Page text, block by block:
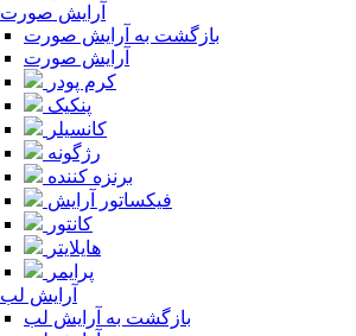
آرایش صورت
بازگشت به آرایش صورت
آرایش صورت
کرم پودر
پنکیک
کانسیلر
رژگونه
برنزه کننده
فیکساتور آرایش
کانتور
هایلایتر
پرایمر
آرایش لب
بازگشت به آرایش لب